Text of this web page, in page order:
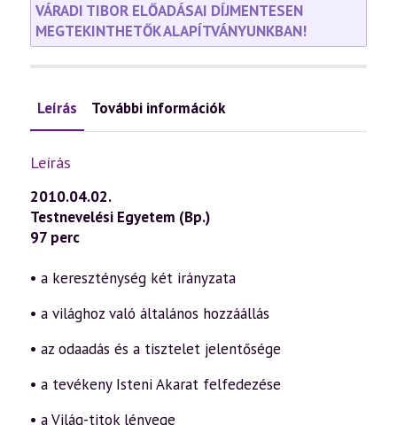
VÁRADI TIBOR ELŐADÁSAI DÍJMENTESEN
MEGTEKINTHETŐK ALAPÍTVÁNYUNKBAN!
Leírás További információk
Leírás
2010.04.02.
Testnevelési Egyetem (Bp.)
97 perc
• a kereszténység két irányzata
• a világhoz való általános hozzáállás
• az odaadás és a tisztelet jelentősége
• a tevékeny Isteni Akarat felfedezése
• a Világ-titok lényege